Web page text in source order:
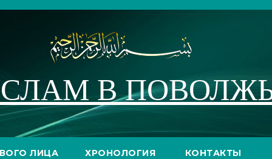
В
ЛИЦА ХРОНОЛОГИЯ КОНТАКТЫ